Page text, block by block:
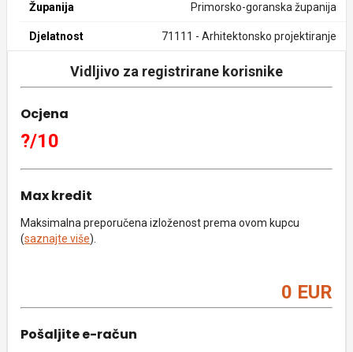
Županija Primorsko-goranska županija
Djelatnost 71111 - Arhitektonsko projektiranje
Vidljivo za registrirane korisnike
Ocjena
?/10
Max kredit
Maksimalna preporučena izloženost prema ovom kupcu
(saznajte više).
0 EUR
Pošaljite e-račun